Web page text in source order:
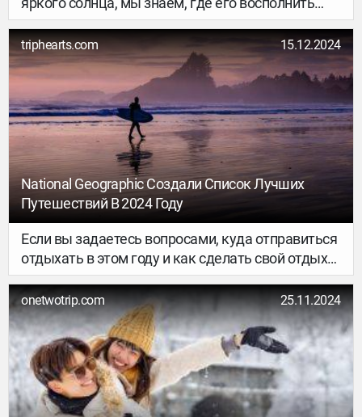
этой весной. Начинать можно уже в марте, но
варианты есть и в другие месяцы, так что
пишите заявление на отпуск, собирайте
чемоданы — и в путь!
triphearts.com 15.12.2024
National Geographic Создали Список Лучших
Путешествий В 2024 Году
Если вы задаетесь вопросами, куда отправиться
отдыхать в этом году и как сделать свой отдых
незабываемым, то не стоит. National Geographic
уже подумали за вас и организовали целый
список немыслимых мест для отдыха в 2024
году. Поверьте, после просмотра этих вариантов
вы точно найдете что-то для себя.
onetwotrip.com 25.11.2024